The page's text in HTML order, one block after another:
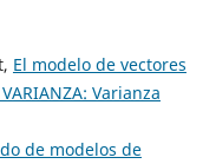
El modelo de vectores
VARIANZA: Varianza
de modelos de